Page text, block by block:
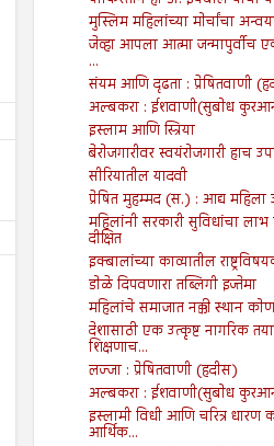
गरीबी निर्मूलनाशिवाय देशाचा विकास
मुस्लिम महिलांच्या मोर्चांचा
जेव्हा आपला आत्मा जन्मापुर्वीच
...
संयम आणि दृढता : प्रेषितवाणी
अल्बकरा : ईशवाणी(सुबोध
इस्लाम आणि स्त्रिया
बेरोजगारीवर स्वयंरोजगारी हाच
सीरियातील यादवी
प्रेषित मुहम्मद (स.) : आद्य महिला
महिलांनी सरकारी सुविधांचा लाभ
दीक्षित
इक्बालांच्या काव्यातील
डोळे दिपवणारा तब्लिगी इज्तेमा
महिलांचे समाजात नक्की स्थान
देशासाठी एक उत्कृष्ट नागरिक
शिक्षणाच...
लज्जा : प्रेषितवाणी (हदीस)
अल्बकरा : ईशवाणी(सुबोध
इस्लामी विधी आणि चरित्र धारण
आर्थिक...